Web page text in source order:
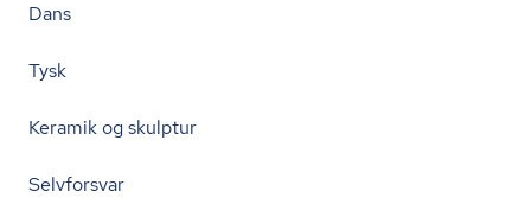
Dans
Tysk
Keramik og skulptur
Selvforsvar